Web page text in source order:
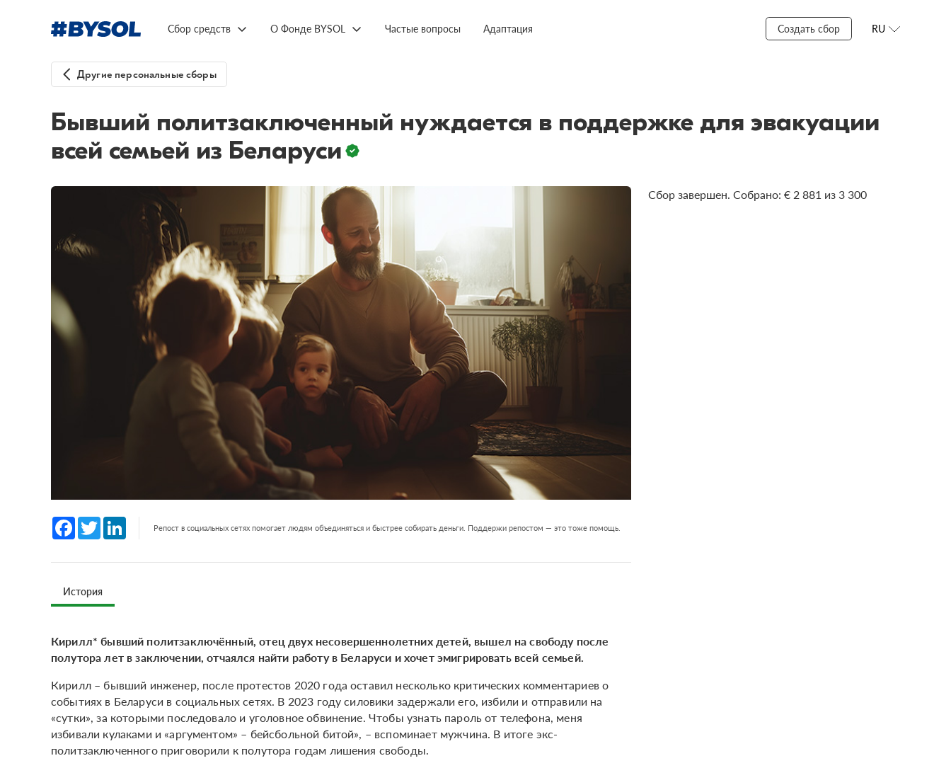
Сбор средств О Фонде BYSOL Частые вопросы Адаптация Создать сбор RU
Другие персональные сборы
Бывший политзаключенный нуждается в поддержке для эвакуации
всей семьей из Беларуси
Facebook
Twitter LinkedInРепост в социальных сетях помогает людям объединяться и быстрее собирать деньги. Поддержи репостом — это тоже помощь.
История
Кирилл* бывший политзаключённый, отец двух несовершеннолетних детей, вышел на свободу после
полутора лет в заключении, отчаялся найти работу в Беларуси и хочет эмигрировать всей семьей.
Кирилл – бывший инженер, после протестов 2020 года оставил несколько критических комментариев о
событиях в Беларуси в социальных сетях. В 2023 году силовики задержали его, избили и отправили на
«сутки», за которыми последовало и уголовное обвинение. Чтобы узнать пароль от телефона, меня
избивали кулаками и «аргументом» – бейсбольной битой», – вспоминает мужчина. В итоге экс-
политзаключенного приговорили к полутора годам лишения свободы.
Сбор завершен. Собрано: € 2 881 из 3 300